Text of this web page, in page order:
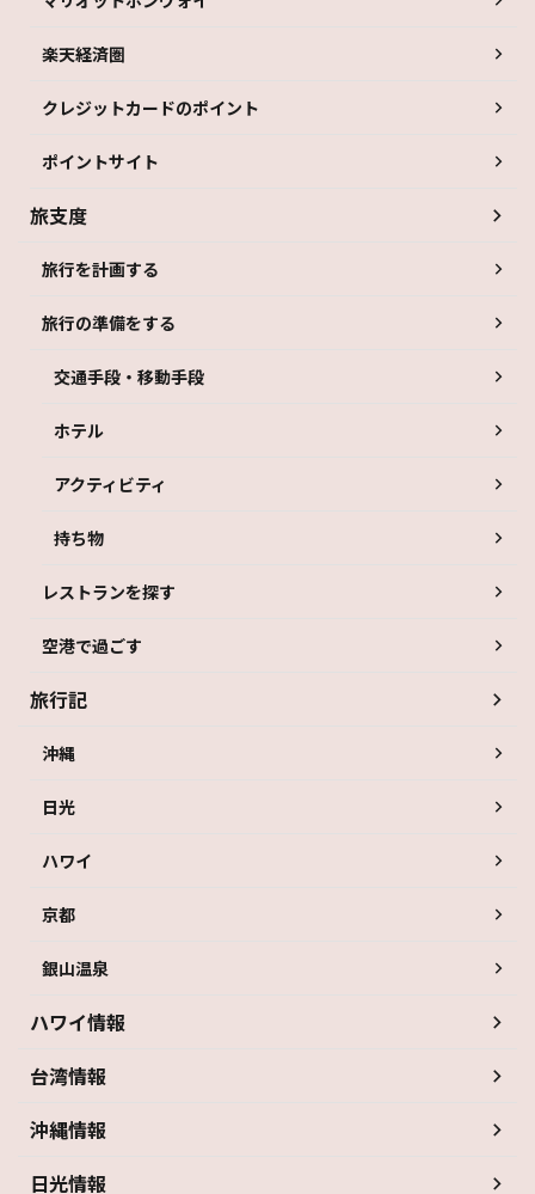
楽天経済圏
クレジットカードのポイント
ポイントサイト
旅支度
旅行を計画する
旅行の準備をする
交通手段・移動手段
ホテル
アクティビティ
持ち物
レストランを探す
空港で過ごす
旅行記
沖縄
日光
ハワイ
京都
銀山温泉
ハワイ情報
台湾情報
沖縄情報
日光情報